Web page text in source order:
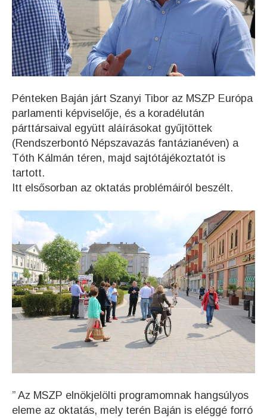
Pénteken Baján járt Szanyi Tibor az MSZP Európa
parlamenti képviselője, és a koradélután
párttársaival együtt aláírásokat gyűjtöttek
(Rendszerbontó Népszavazás fantázianéven) a
Tóth Kálmán téren, majd sajtótájékoztatót is
tartott.
Itt elsősorban az oktatás problémáiról beszélt.
” Az MSZP elnökjelölti programomnak hangsúlyos
eleme az oktatás, mely terén Baján is eléggé forró